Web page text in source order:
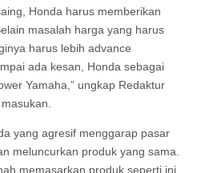
Honda harus memberikan
masalah harga yang harus
harus lebih advance
ada kesan, Honda sebagai
Yamaha,” ungkap Redaktur
yang agresif menggarap pasar
meluncurkan produk yang sama.
memasarkan produk seperti ini.